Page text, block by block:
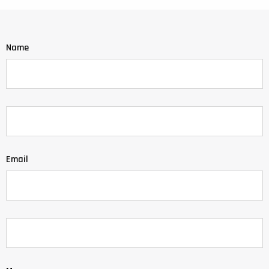
Name
Email